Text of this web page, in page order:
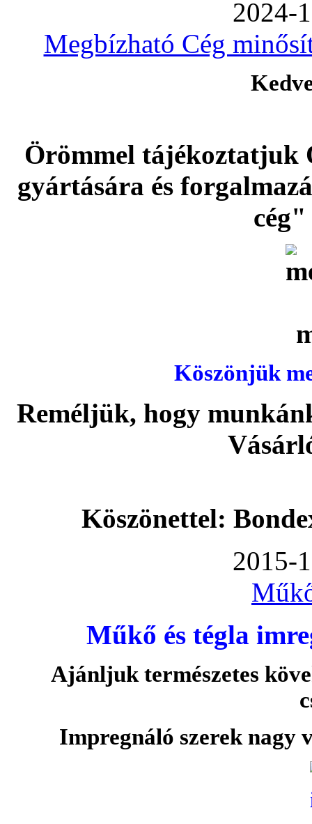
2024-
Megbízható Cég
Örömmel tájékoztatjuk
gyártására és
Köszönjük
Reméljük, hogy
Köszönettel:
2015-
Műkő és tégla
Ajánljuk természetes
Impregnáló szerek